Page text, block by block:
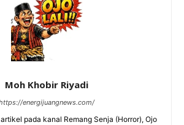
Moh Khobir Riyadi
energijuangnews.com/
pada kanal Remang Senja (Horror), Ojo